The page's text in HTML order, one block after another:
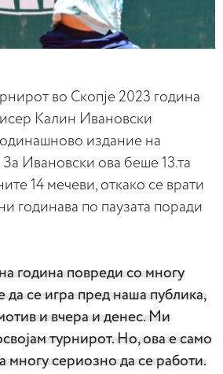
во Скопје 2023 година
Калин Ивановски
издание на
Ивановски ова беше 13.та
14 мечеви, откако се врати
годинава по паузата поради
година повреди со многу
да се игра пред наша публика,
и вчера и денес. Ми
турнирот. Но, ова е само
многу сериозно да се работи.